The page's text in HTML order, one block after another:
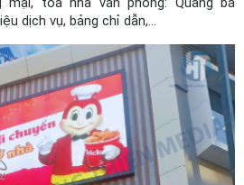
dịch vụ, bảng chỉ dẫn,...